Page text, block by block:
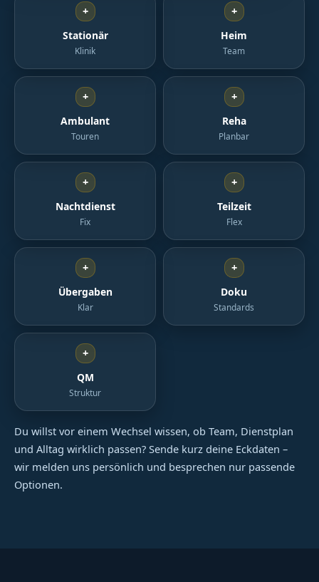
+
Stationär
Klinik
+
Heim
Team
+
Ambulant
Touren
+
Reha
Planbar
+
Nachtdienst
Fix
+
Teilzeit
Flex
+
Übergaben
Klar
+
Doku
Standards
+
QM
Struktur
Du willst vor einem Wechsel wissen, ob Team, Dienstplan
und Alltag wirklich passen? Sende kurz deine Eckdaten –
wir melden uns persönlich und besprechen nur passende
Optionen.